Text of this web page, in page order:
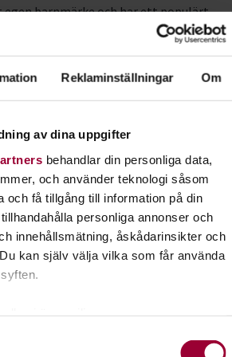
Reklaminställningar Om
av dina uppgifter
behandlar din personliga data,
och använder teknologi såsom
och få tillgång till information på din
personliga annonser och
innehållsmätning, åskådarinsikter och
kan själv välja vilka som får använda
på upp till flera meter
egen barnmärke och har ett populärt
namnet @tailoring_and_stuff.
Anton Adler
Samordnare annan
finansiering